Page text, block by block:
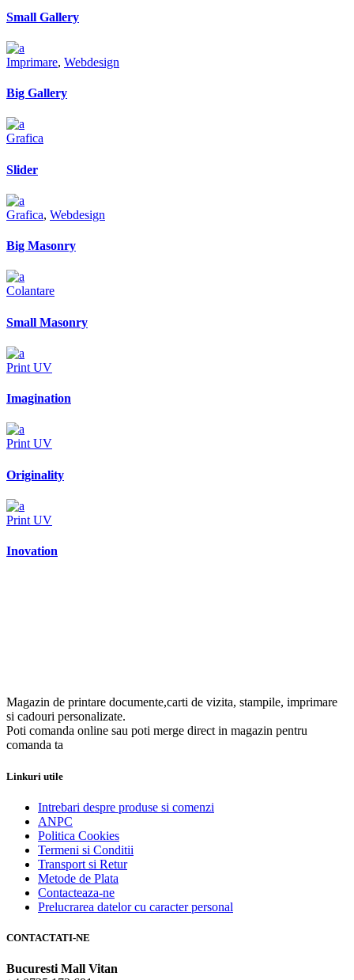
Small Gallery
Imprimare, Webdesign
Big Gallery
Grafica
Slider
Grafica, Webdesign
Big Masonry
Colantare
Small Masonry
Print UV
Imagination
Print UV
Originality
Print UV
Inovation
Magazin de printare documente,carti de vizita, stampile, imprimare
si cadouri personalizate.
Poti comanda online sau poti merge direct in magazin pentru
comanda ta
Linkuri utile
Intrebari despre produse si comenzi
ANPC
Politica Cookies
Termeni si Conditii
Transport si Retur
Metode de Plata
Contacteaza-ne
Prelucrarea datelor cu caracter personal
CONTACTATI-NE
Bucuresti Mall Vitan